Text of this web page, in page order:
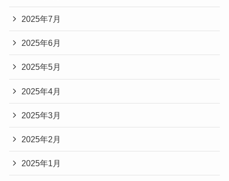
2025年7月
2025年6月
2025年5月
2025年4月
2025年3月
2025年2月
2025年1月